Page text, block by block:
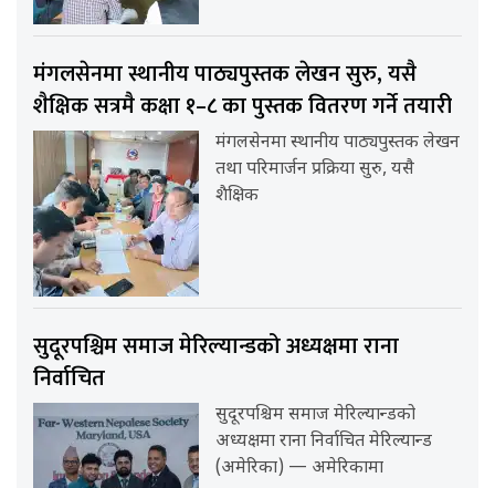
मंगलसेनमा स्थानीय पाठ्यपुस्तक लेखन सुरु, यसै
शैक्षिक सत्रमै कक्षा १–८ का पुस्तक वितरण गर्ने तयारी
मंगलसेनमा स्थानीय पाठ्यपुस्तक लेखन
तथा परिमार्जन प्रक्रिया सुरु, यसै
शैक्षिक
सुदूरपश्चिम समाज मेरिल्यान्डको अध्यक्षमा राना
निर्वाचित
सुदूरपश्चिम समाज मेरिल्यान्डको
अध्यक्षमा राना निर्वाचित मेरिल्यान्ड
(अमेरिका) — अमेरिकामा